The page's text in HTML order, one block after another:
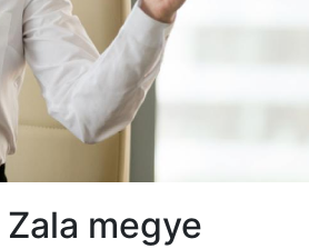
megye